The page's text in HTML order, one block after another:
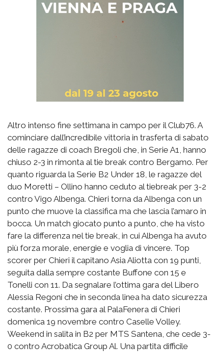
Altro intenso fine settimana in campo per il Club76. A
cominciare dall’incredibile vittoria in trasferta di sabato
delle ragazze di coach Bregoli che, in Serie A1, hanno
chiuso 2-3 in rimonta al tie break contro Bergamo. Per
quanto riguarda la Serie B2 Under 18, le ragazze del
duo Moretti – Ollino hanno ceduto al tiebreak per 3-2
contro Vigo Albenga. Chieri torna da Albenga con un
punto che muove la classifica ma che lascia l’amaro in
bocca. Un match giocato punto a punto, che ha visto
fare la differenza nel tie break, in cui Albenga ha avuto
più forza morale, energie e voglia di vincere. Top
scorer per Chieri il capitano Asia Aliotta con 19 punti,
seguita dalla sempre costante Buffone con 15 e
Tonelli con 11. Da segnalare l’ottima gara del Libero
Alessia Regoni che in seconda linea ha dato sicurezza
costante. Prossima gara al PalaFenera di Chieri
domenica 19 novembre contro Caselle Volley.
Weekend in salita in B2 per MTS Santena, che cede 3-
0 contro Acrobatica Group Al. Una partita difficile